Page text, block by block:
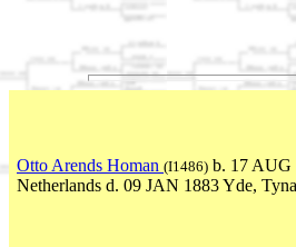
Otto Arends Homan (I1486) b. 17 AUG
Netherlands d. 09 JAN 1883 Yde,